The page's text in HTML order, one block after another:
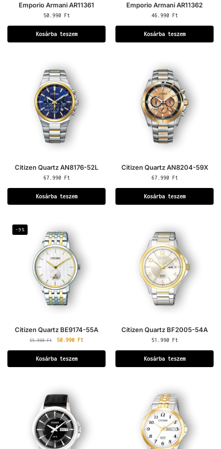
Emporio Armani AR11361
50.990 Ft
Kosárba teszem
Emporio Armani AR11362
46.990 Ft
Kosárba teszem
Citizen Quartz AN8176-52L
67.990 Ft
Kosárba teszem
Citizen Quartz AN8204-59X
67.990 Ft
Kosárba teszem
-9%
Citizen Quartz BE9174-55A
55.990Ft 50.990 Ft
Kosárba teszem
Citizen Quartz BF2005-54A
51.990 Ft
Kosárba teszem